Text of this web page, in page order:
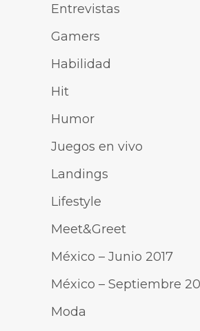
Entrevistas
Gamers
Habilidad
Hit
Humor
Juegos en vivo
Landings
Lifestyle
Meet&Greet
México – Junio 2017
México – Septiembre
Moda